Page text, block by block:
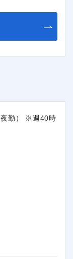
夜勤） ※週40時